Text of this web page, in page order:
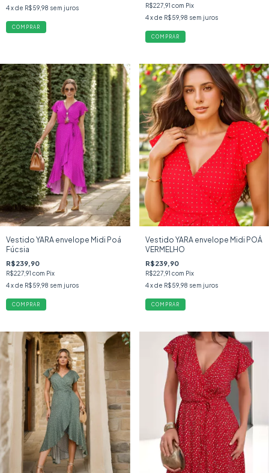
4x de R$59,98 sem juros
COMPRAR
R$227,91 com Pix
4 x de R$59,98 sem juros
COMPRAR
Vestido YARA envelope Midi Poá
Fúcsia
R$239,90
R$227,91 com Pix
4x de R$59,98 sem juros
COMPRAR
Vestido YARA envelope Midi POÁ
VERMELHO
R$239,90
R$227,91 com Pix
4 x de R$59,98 sem juros
COMPRAR